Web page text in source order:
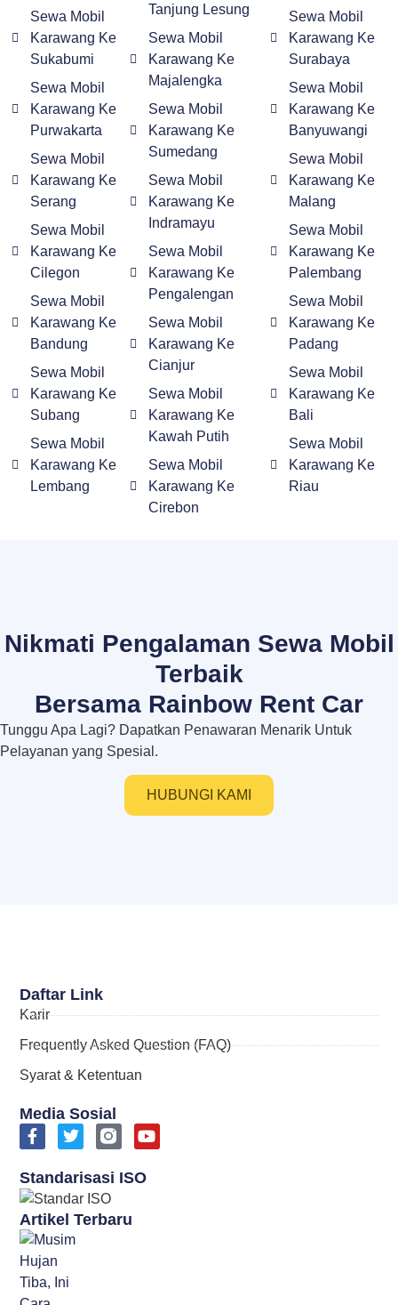
Sewa Mobil
Karawang Ke
Sukabumi
Sewa Mobil
Karawang Ke
Purwakarta
Sewa Mobil
Karawang Ke
Serang
Sewa Mobil
Karawang Ke
Cilegon
Sewa Mobil
Karawang Ke
Bandung
Sewa Mobil
Karawang Ke
Subang
Sewa Mobil
Karawang Ke
Lembang
Tanjung Lesung
Sewa Mobil
Karawang Ke
Majalengka
Sewa Mobil
Karawang Ke
Sumedang
Sewa Mobil
Karawang Ke
Indramayu
Sewa Mobil
Karawang Ke
Pengalengan
Sewa Mobil
Karawang Ke
Cianjur
Sewa Mobil
Karawang Ke
Kawah Putih
Sewa Mobil
Karawang Ke
Cirebon
Sewa Mobil
Karawang Ke
Surabaya
Sewa Mobil
Karawang Ke
Banyuwangi
Sewa Mobil
Karawang Ke
Malang
Sewa Mobil
Karawang Ke
Palembang
Sewa Mobil
Karawang Ke
Padang
Sewa Mobil
Karawang Ke
Bali
Sewa Mobil
Karawang Ke
Riau
Nikmati Pengalaman Sewa Mobil
Terbaik
Bersama Rainbow Rent Car
Tunggu Apa Lagi? Dapatkan Penawaran Menarik Untuk
Pelayanan yang Spesial.
HUBUNGI KAMI
Artikel Terbaru
Daftar Link
Karir
Frequently Asked Question (FAQ)
Syarat & Ketentuan
Media Sosial
Standarisasi ISO